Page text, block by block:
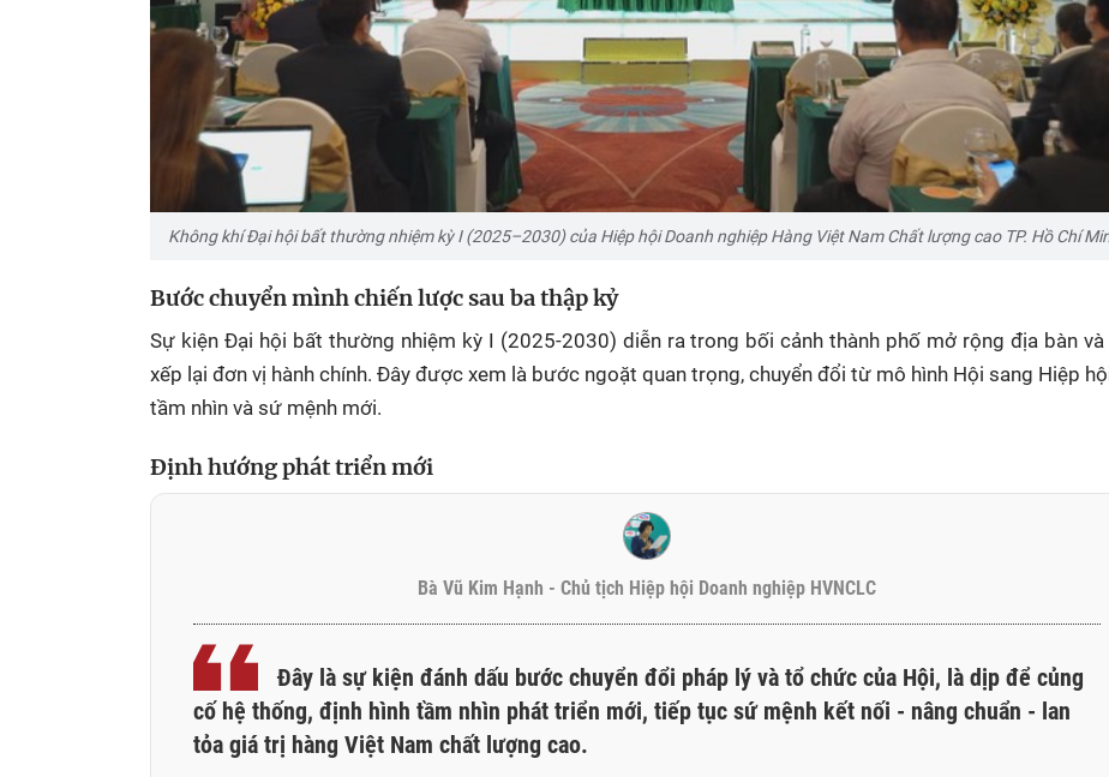
Không khí Đại hội bất thường nhiệm kỳ I (2025–2030) của Hiệp hội Doanh nghiệp Hàng Việt Nam Chất lượng cao TP. Hồ Chí
Bước chuyển mình chiến lược sau ba thập kỷ
Sự kiện Đại hội bất thường nhiệm kỳ I (2025-2030) diễn ra trong bối cảnh thành phố mở rộng địa bàn và
xếp lại đơn vị hành chính. Đây được xem là bước ngoặt quan trọng, chuyển đổi từ mô hình Hội sang Hiệp
tầm nhìn và sứ mệnh mới.
Định hướng phát triển mới
Bà Vũ Kim Hạnh - Chủ tịch Hiệp hội Doanh nghiệp HVNCLC
Đây là sự kiện đánh dấu bước chuyển đổi pháp lý và tổ chức của Hội, là dịp để củng
cố hệ thống, định hình tầm nhìn phát triển mới, tiếp tục sứ mệnh kết nối - nâng chuẩn - lan
tỏa giá trị hàng Việt Nam chất lượng cao.